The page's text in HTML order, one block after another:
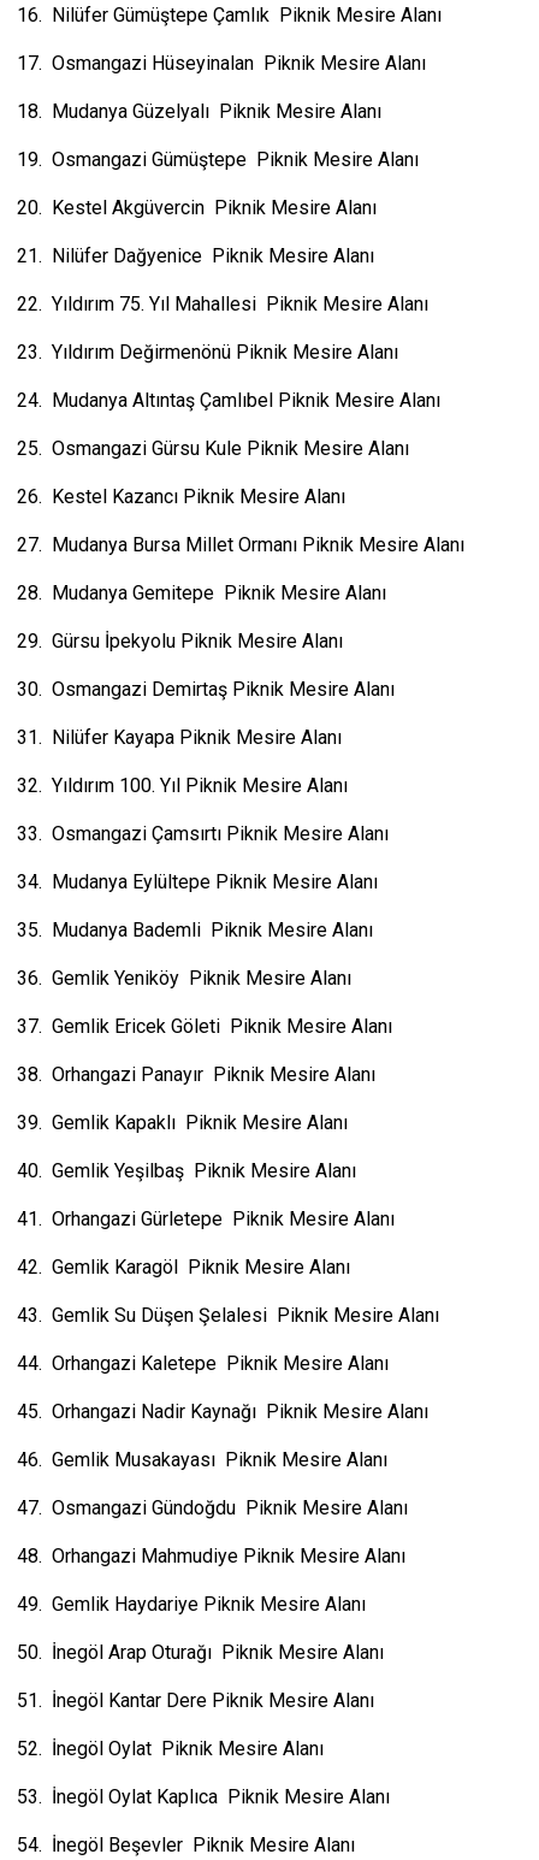
16. Nilüfer Gümüştepe Çamlık Piknik Mesire Alanı
17. Osmangazi Hüseyinalan Piknik Mesire Alanı
18. Mudanya Güzelyalı Piknik Mesire Alanı
19. Osmangazi Gümüştepe Piknik Mesire Alanı
20. Kestel Akgüvercin Piknik Mesire Alanı
21. Nilüfer Dağyenice Piknik Mesire Alanı
22. Yıldırım 75. Yıl Mahallesi Piknik Mesire Alanı
23. Yıldırım Değirmenönü Piknik Mesire Alanı
24. Mudanya Altıntaş Çamlıbel Piknik Mesire Alanı
25. Osmangazi Gürsu Kule Piknik Mesire Alanı
26. Kestel Kazancı Piknik Mesire Alanı
27. Mudanya Bursa Millet Ormanı Piknik Mesire Alanı
28. Mudanya Gemitepe Piknik Mesire Alanı
29. Gürsu İpekyolu Piknik Mesire Alanı
30. Osmangazi Demirtaş Piknik Mesire Alanı
31. Nilüfer Kayapa Piknik Mesire Alanı
32. Yıldırım 100. Yıl Piknik Mesire Alanı
33. Osmangazi Çamsırtı Piknik Mesire Alanı
34. Mudanya Eylültepe Piknik Mesire Alanı
35. Mudanya Bademli Piknik Mesire Alanı
36. Gemlik Yeniköy Piknik Mesire Alanı
37. Gemlik Ericek Göleti Piknik Mesire Alanı
38. Orhangazi Panayır Piknik Mesire Alanı
39. Gemlik Kapaklı Piknik Mesire Alanı
40. Gemlik Yeşilbaş Piknik Mesire Alanı
41. Orhangazi Gürletepe Piknik Mesire Alanı
42. Gemlik Karagöl Piknik Mesire Alanı
43. Gemlik Su Düşen Şelalesi Piknik Mesire Alanı
44. Orhangazi Kaletepe Piknik Mesire Alanı
45. Orhangazi Nadir Kaynağı Piknik Mesire Alanı
46. Gemlik Musakayası Piknik Mesire Alanı
47. Osmangazi Gündoğdu Piknik Mesire Alanı
48. Orhangazi Mahmudiye Piknik Mesire Alanı
49. Gemlik Haydariye Piknik Mesire Alanı
50. İnegöl Arap Oturağı Piknik Mesire Alanı
51. İnegöl Kantar Dere Piknik Mesire Alanı
52. İnegöl Oylat Piknik Mesire Alanı
53. İnegöl Oylat Kaplıca Piknik Mesire Alanı
54. İnegöl Beşevler Piknik Mesire Alanı